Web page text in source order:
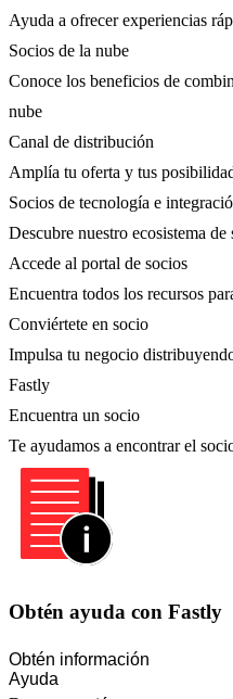
Ayuda a ofrecer experiencias
Socios de la nube
Conoce los beneficios de
nube
Canal de distribución
Amplía tu oferta y tus
Socios de tecnología e
Descubre nuestro ecosistema de
Accede al portal de socios
Encuentra todos los recursos
Conviértete en socio
Impulsa tu negocio
Fastly
Encuentra un socio
Te ayudamos a encontrar el
Obtén ayuda con Fastly
Obtén información
Ayuda